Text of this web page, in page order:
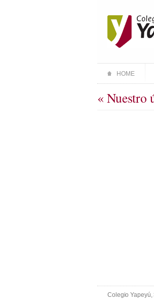
HOME
« Nuestro
Colegio Yapeyú,